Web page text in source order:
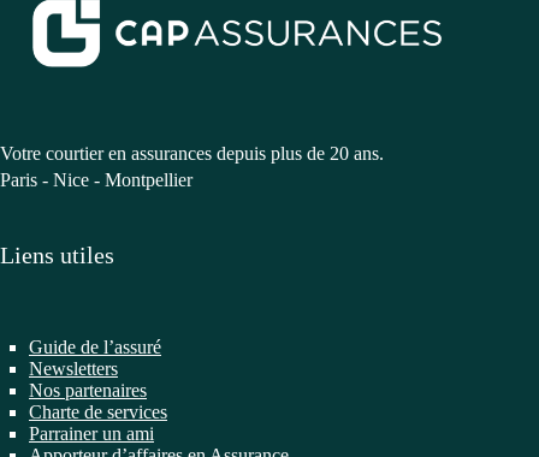
Votre courtier en assurances depuis plus de 20 ans.
Paris - Nice - Montpellier
Liens utiles
Guide de l’assuré
Newsletters
Nos partenaires
Charte de services
Parrainer un ami